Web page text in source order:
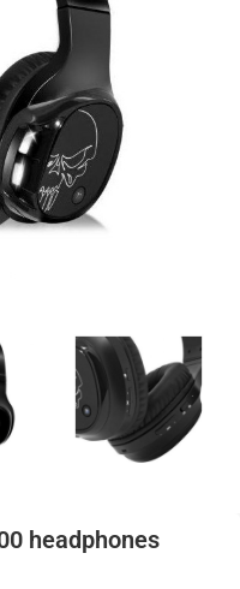
headphones